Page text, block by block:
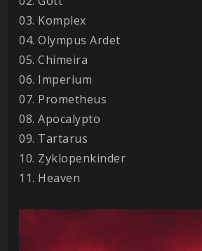
03. Komplex
04. Olympus Ardet
05. Chimeira
06. Imperium
07. Prometheus
08. Apocalypto
09. Tartarus
10. Zyklopenkinder
11. Heaven